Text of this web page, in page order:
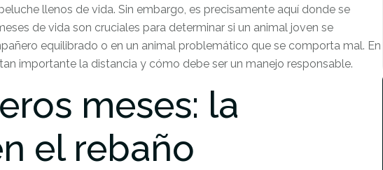
llenos de vida. Sin embargo, es precisamente aquí donde se
de vida son cruciales para determinar si un animal joven se
equilibrado o en un animal problemático que se comporta mal. En
importante la distancia y cómo debe ser un manejo responsable.
meses: la
el rebaño